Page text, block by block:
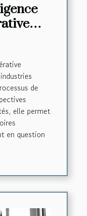
?
de
elle permet
en question